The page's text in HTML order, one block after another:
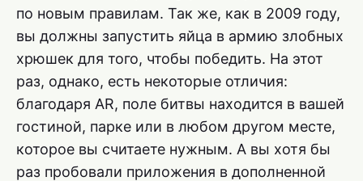
по новым правилам. Так же, как в 2009 году,
вы должны запустить яйца в армию злобных
хрюшек для того, чтобы победить. На этот
раз, однако, есть некоторые отличия:
благодаря AR, поле битвы находится в вашей
гостиной, парке или в любом другом месте,
которое вы считаете нужным. А вы хотя бы
раз пробовали приложения в дополненной